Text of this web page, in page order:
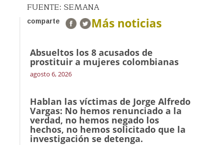
FUENTE: SEMANA
comparte Más noticias
Absueltos los 8 acusados de
prostituir a mujeres colombianas
agosto 6, 2026
Hablan las víctimas de Jorge Alfredo
Vargas: No hemos renunciado a la
verdad, no hemos negado los
hechos, no hemos solicitado que la
investigación se detenga.